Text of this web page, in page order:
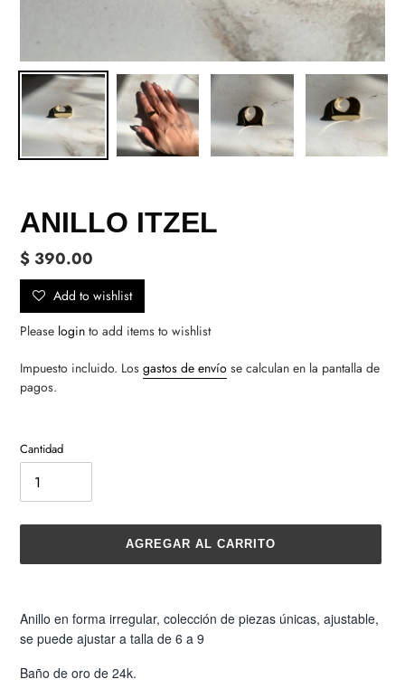
ANILLO ITZEL
Precio
habitual
$ 390.00
Add to wishlist
Please login to add items to wishlist
Impuesto incluido. Los gastos de envío se calculan en la pantalla de
pagos.
Cantidad
AGREGAR AL CARRITO
el
producto
a
tu
Anillo en forma irregular, colección de piezas únicas, ajustable,
se puede ajustar a talla de 6 a 9
Baño de oro de 24k.